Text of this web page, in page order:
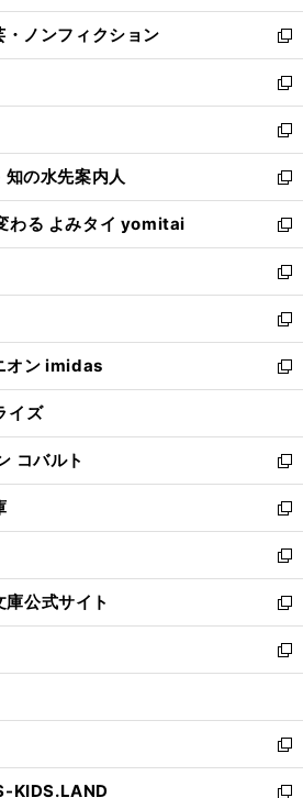
開
く
ウ
で
開
く
ン
ド
ウ
で
開
く
ウ
ィ
ン
ド
ウ
で
開
く
ノンフィクション
新
し
い
ウ
ィ
ン
ド
ウ
で
開
く
新
し
い
ウ
ィ
ン
ド
ウ
で
開
く
新
し
い
ウ
ィ
ン
ド
ウ
で
開
く
の水先案内人
新
し
い
ウ
ィ
ン
ド
ウ
で
開
わる よみタイ yomitai
新
し
い
ウ
ィ
ン
ド
ウ
開
く
新
し
い
ウ
ィ
ン
ウ
で
開
く
新
し
い
ウ
ン
ド
ウ
で
開
く
オン imidas
新
し
ウ
ィ
ン
ド
ウ
で
開
く
イズ
コバルト
新
し
い
ウ
ィ
ン
ド
ウ
で
開
新
し
い
ウ
ィ
ン
ド
ウ
開
く
新
し
い
ウ
ィ
ン
ウ
で
開
く
公式サイト
新
し
い
ウ
ン
ド
ウ
で
新
し
ウ
ィ
ン
ド
新
し
KIDS.LAND